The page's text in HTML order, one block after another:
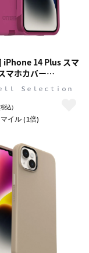
iPhone 14 Plus スマ
マホカバー
抗菌 耐衝撃 イン
ッターボックス]
コミューター] (77-
ｌｌ Ｓｅｌｅｃｔｉｏｎ
税込）
イル (1倍)